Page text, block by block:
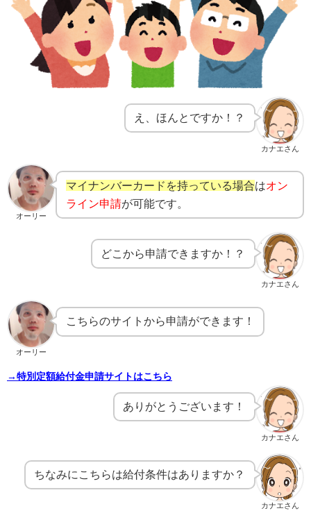
カナエさん
え、ほんとですか！？
オーリー
マイナンバーカードを持っている場合はオン
ライン申請が可能です。
カナエさん
どこから申請できますか！？
オーリー
こちらのサイトから申請ができます！
→特別定額給付金申請サイトはこちら
カナエさん
ありがとうございます！
カナエさん
ちなみにこちらは給付条件はありますか？